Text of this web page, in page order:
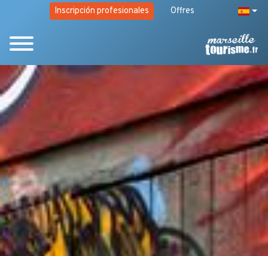
Inscripción profesionales Offres